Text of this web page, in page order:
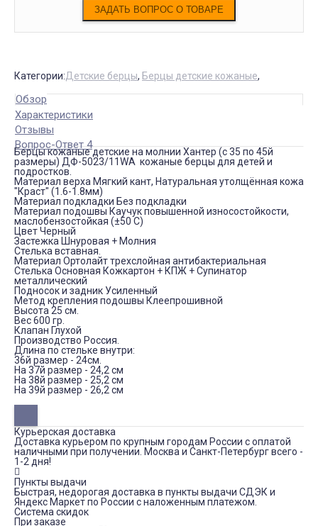
Категории:Детские берцы, Берцы детские кожаные,
Обзор
Характеристики
Отзывы
Вопрос-Ответ 4
Берцы кожаные детские на молнии Хантер (с 35 по 45й
размеры) ДФ-5023/11WA кожаные берцы для детей и
подростков.
Материал верха Мягкий кант, Натуральная утолщённая кожа
"Краст" (1.6-1.8мм)
Материал подкладки Без подкладки
Материал подошвы Каучук повышенной износостойкости,
маслобензостойкая (±50 С)
Цвет Черный
Застежка Шнуровая + Молния
Стелька вставная.
Материал Ортолайт трехслойная антибактериальная
Стелька Основная Кожкартон + КПЖ + Супинатор
металлический
Подносок и задник Усиленный
Метод крепления подошвы Клеепрошивной
Высота 25 см.
Вес 600 гр.
Клапан Глухой
Производство Россия.
Длина по стельке внутри:
36й размер - 24см.
На 37й размер - 24,2 см
На 38й размер - 25,2 см
На 39й размер - 26,2 см
Курьерская доставка
Доставка курьером по крупным городам России с оплатой
наличными при получении. Москва и Санкт-Петербург всего -
1-2 дня!
Пункты выдачи
Быстрая, недорогая доставка в пункты выдачи СДЭК и
Яндекс Маркет по России с наложенным платежом.
Система скидок
При заказе